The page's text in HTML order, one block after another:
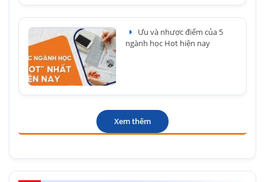
Ưu và nhược điểm của 5
ngành học Hot hiện nay
Xem thêm